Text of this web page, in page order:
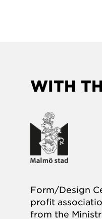
WITH
Form/Design
profit
from the